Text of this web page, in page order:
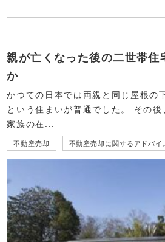
親が亡くなった後の二世帯住
か
かつての日本では両親と同じ屋根の
という住まいが普通でした。 その後
家族の在...
不動産売却 不動産売却に関するアドバイ